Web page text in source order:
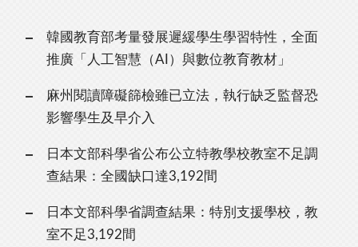
韓國教育部考量發展遲緩學生學習特性，全面
推廣「人工智慧（AI）與數位教育教材」
麻州閱讀障礙篩檢雖已立法，執行缺乏監督恐
影響學生及早介入
日本文部科學省公布公立特教學校教室不足調
查結果：全國缺口達3,192間
日本文部科學省調查結果：特別支援學校，教
室不足3,192間